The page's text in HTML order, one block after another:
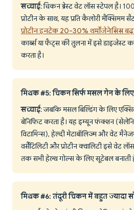
सच्चाई: चिकन ब्रेस्ट वेट लॉस स्टेपल है।
प्रोटीन के साथ, यह प्रति कैलोरी मैक्सिमम
प्रोटीन इनटेक 20-30% थर्मोजेनेसिस
कार्ब्स या फैट्स की तुलना में इसे डाइजेस्ट
करता है।
मिथक #5: चिकन सिर्फ मसल गेन के
सच्चाई: जबकि मसल बिल्डिंग के लिए
बेनिफिट करता है। यह इम्यून फंक्शन
विटामिन्स), हेल्दी मेटाबॉलिज्म और वेट
वर्सैटिलिटी और प्रोटीन क्वालिटी इसे वेट
तक सभी हेल्थ गोल्स के लिए सूटेबल बनाती
मिथक #6: तंदूरी चिकन में बहुत ज्यादा